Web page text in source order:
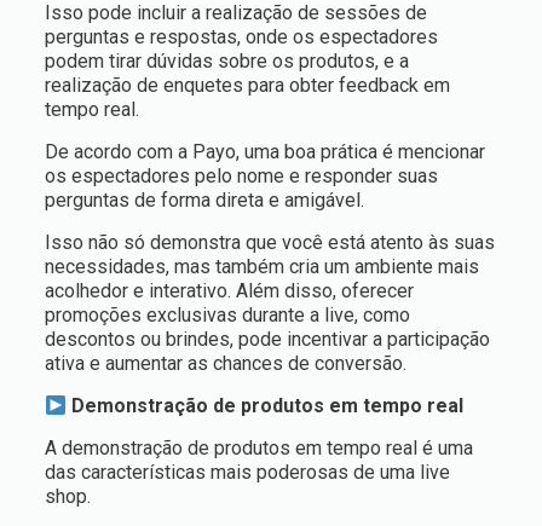
Isso pode incluir a realização de sessões de
perguntas e respostas, onde os espectadores
podem tirar dúvidas sobre os produtos, e a
realização de enquetes para obter feedback em
tempo real.
De acordo com a Payo, uma boa prática é mencionar
os espectadores pelo nome e responder suas
perguntas de forma direta e amigável.
Isso não só demonstra que você está atento às suas
necessidades, mas também cria um ambiente mais
acolhedor e interativo. Além disso, oferecer
promoções exclusivas durante a live, como
descontos ou brindes, pode incentivar a participação
ativa e aumentar as chances de conversão.
Demonstração de produtos em tempo real
A demonstração de produtos em tempo real é uma
das características mais poderosas de uma live
shop.